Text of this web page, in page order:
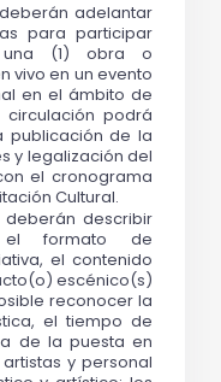
adelantar
para participar
(1) obra o
vivo en un evento
en el ámbito de
circulación podrá
publicación de la
y legalización del
el cronograma
Cultural.
deberán describir
el formato de
el contenido
escénico(s)
reconocer la
el tiempo de
de la puesta en
y personal